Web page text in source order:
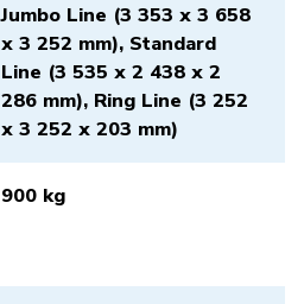
Jumbo Line (3 353 x 3 658
x 3 252 mm), Standard
Line (3 535 x 2 438 x 2
286 mm), Ring Line (3 252
x 3 252 x 203 mm)
900 kg